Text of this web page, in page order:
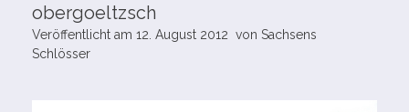
obergoeltzsch
Veröffentlicht am 12. August 2012 von Sachsens
Schlösser